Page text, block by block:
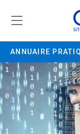
ANNUAIRE